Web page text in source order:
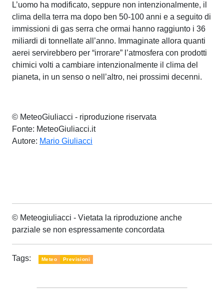
L’uomo ha modificato, seppure non intenzionalmente, il
clima della terra ma dopo ben 50-100 anni e a seguito di
immissioni di gas serra che ormai hanno raggiunto i 36
miliardi di tonnellate all’anno. Immaginate allora quanti
aerei servirebbero per “irrorare” l’atmosfera con prodotti
chimici volti a cambiare intenzionalmente il clima del
pianeta, in un senso o nell’altro, nei prossimi decenni.
© MeteoGiuliacci - riproduzione riservata
Fonte: MeteoGiuliacci.it
Autore: Mario Giuliacci
© Meteogiuliacci - Vietata la riproduzione anche
parziale se non espressamente concordata
Tags: Meteo Previsioni